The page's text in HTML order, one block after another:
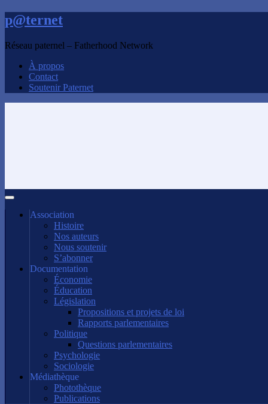
p@ternet
Réseau paternel – Fatherhood Network
À propos
Contact
Soutenir Paternet
Association
Histoire
Nos auteurs
Nous soutenir
S’abonner
Documentation
Économie
Éducation
Législation
Propositions et projets de loi
Rapports parlementaires
Politique
Questions parlementaires
Psychologie
Sociologie
Médiathèque
Photothèque
Publications